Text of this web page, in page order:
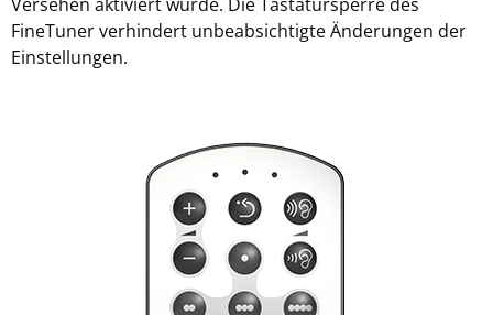
FineTuner verhindert unbeabsichtigte Änderungen der
Einstellungen.